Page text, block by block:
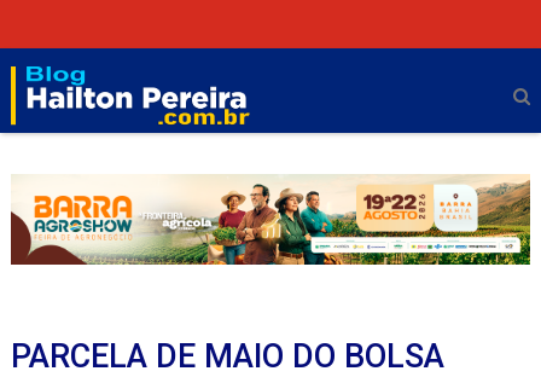
PARCELA DE MAIO DO BOLSA